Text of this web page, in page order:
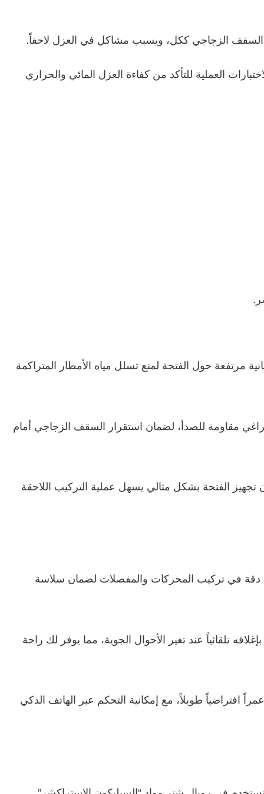
الزجاجي ككل، ويسبب مشاكل في العزل لاحقاً.
العملية للتأكد من كفاءة العزل المائي والحراري
حول الفتحة لمنع تسلل مياه الأمطار المتراكمة
براغي مقاومة للصدأ، لضمان استقرار السقف الزجاجي أمام
تجهيز الفتحة بشكل مثالي يسهل عملية التركيب اللاحقة
دقة في تركيب المحركات والمفصلات لضمان سلاسة
تلقائياً عند تغير الأحوال الجوية، مما يوفر لك راحة
افتراضياً طويلاً، مع إمكانية التحكم عبر الهاتف الذكي